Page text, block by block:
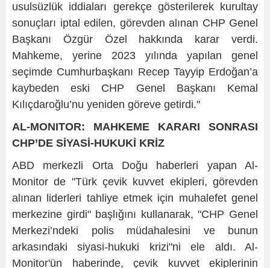
usulsüzlük iddiaları gerekçe gösterilerek kurultay
sonuçları iptal edilen, görevden alınan CHP Genel
Başkanı Özgür Özel hakkında karar verdi.
Mahkeme, yerine 2023 yılında yapılan genel
seçimde Cumhurbaşkanı Recep Tayyip Erdoğan’a
kaybeden eski CHP Genel Başkanı Kemal
Kılıçdaroğlu’nu yeniden göreve getirdi."
AL-MONITOR: MAHKEME KARARI SONRASI
CHP’DE SİYASİ-HUKUKİ KRİZ
ABD merkezli Orta Doğu haberleri yapan Al-
Monitor de "Türk çevik kuvvet ekipleri, görevden
alınan liderleri tahliye etmek için muhalefet genel
merkezine girdi" başlığını kullanarak, "CHP Genel
Merkezi’ndeki polis müdahalesini ve bunun
arkasındaki siyasi-hukuki krizi"ni ele aldı. Al-
Monitor'ün haberinde, çevik kuvvet ekiplerinin